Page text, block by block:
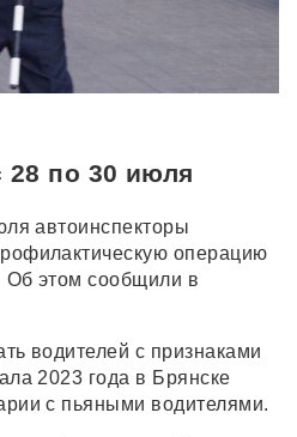
28 по 30 июля
автоинспекторы
операцию
Об этом сообщили в
водителей с признаками
2023 года в Брянске
с пьяными водителями.